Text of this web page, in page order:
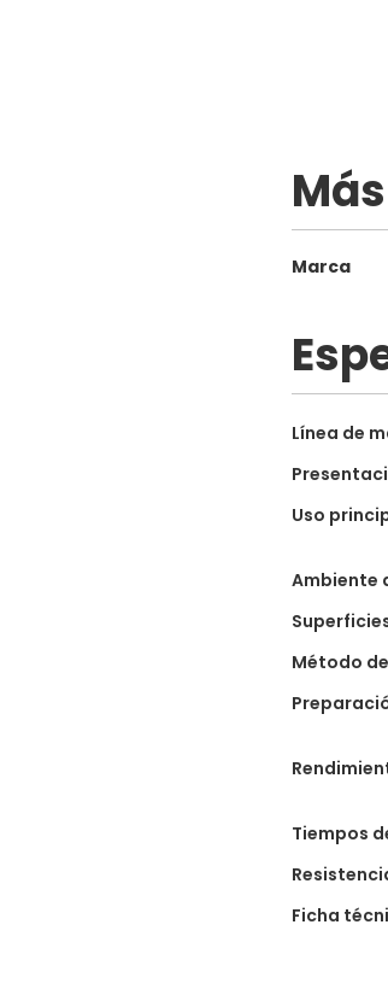
Más
Marca
técnicas
Línea de
Uso
Ambiente
Método
Tiempos
Ficha